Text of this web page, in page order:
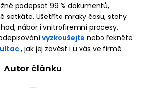
podepsat 99 % dokumentů,
setkáte. Ušetříte mraky času, stohy
nábor i vnitrofiremní procesy.
vyzkoušejte nebo řekněte
, jak jej zavést i u vás ve firmě.
Autor článku